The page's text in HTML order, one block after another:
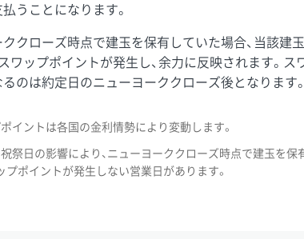
うことになります。
クローズ時点で建玉を保有していた場合、当該建
ワップポイントが発生し、余力に反映されます。
のは約定日のニューヨーククローズ後となります
イントは各国の金利情勢により変動します。
祭日の影響により、ニューヨーククローズ時点で建玉を
プポイントが発生しない営業日があります。